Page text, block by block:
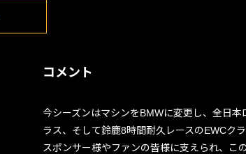
コメント
今シーズンはマシンをBMWに変更し、全日
ラス、そして鈴鹿8時間耐久レースのEWCク
スポンサー様やファンの皆様に支えられ、こ